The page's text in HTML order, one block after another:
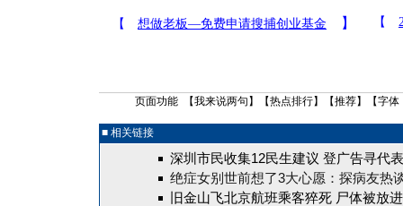
页面功能 【我来说两句 】【热点排行】【推荐】【字体
■ 相关链接
深圳市民收集12民生建议 登广告寻代
绝症女别世前想了3大心愿：探病友热
旧金山飞北京航班乘客猝死 尸体被放